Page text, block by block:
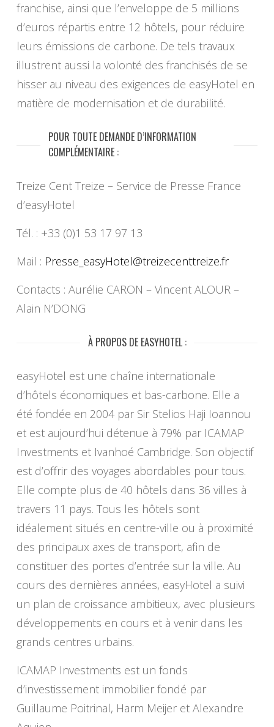
franchise, ainsi que l’enveloppe de 5 millions
d’euros répartis entre 12 hôtels, pour réduire
leurs émissions de carbone. De tels travaux
illustrent aussi la volonté des franchisés de se
hisser au niveau des exigences de easyHotel en
matière de modernisation et de durabilité.
POUR TOUTE DEMANDE D’INFORMATION
COMPLÉMENTAIRE :
Treize Cent Treize – Service de Presse France
d’easyHotel
Tél. : +33 (0)1 53 17 97 13
Mail : Presse_easyHotel@treizecenttreize.fr
Contacts : Aurélie CARON – Vincent ALOUR –
Alain N’DONG
À PROPOS DE EASYHOTEL :
easyHotel est une chaîne internationale
d’hôtels économiques et bas-carbone. Elle a
été fondée en 2004 par Sir Stelios Haji Ioannou
et est aujourd’hui détenue à 79% par ICAMAP
Investments et Ivanhoé Cambridge. Son objectif
est d’offrir des voyages abordables pour tous.
Elle compte plus de 40 hôtels dans 36 villes à
travers 11 pays. Tous les hôtels sont
idéalement situés en centre-ville ou à proximité
des principaux axes de transport, afin de
constituer des portes d’entrée sur la ville. Au
cours des dernières années, easyHotel a suivi
un plan de croissance ambitieux, avec plusieurs
développements en cours et à venir dans les
grands centres urbains.
ICAMAP Investments est un fonds
d’investissement immobilier fondé par
Guillaume Poitrinal, Harm Meijer et Alexandre